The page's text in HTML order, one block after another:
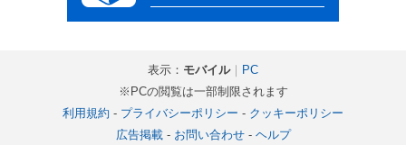
表示： モバイル｜ PC
※PCの閲覧は一部制限されます
利用規約 - プライバシーポリシー - クッキーポリシー
広告掲載- お問い合わせ- ヘルプ